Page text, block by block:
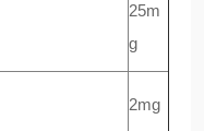
25m
g
2mg